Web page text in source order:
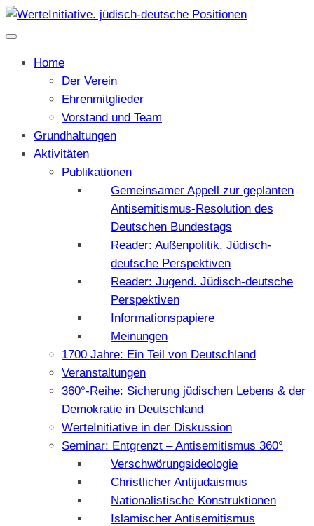
Home
Der Verein
Ehrenmitglieder
Vorstand und Team
Grundhaltungen
Aktivitäten
Publikationen
Gemeinsamer Appell zur geplanten
Antisemitismus-Resolution des
Deutschen Bundestags
Reader: Außenpolitik. Jüdisch-
deutsche Perspektiven
Reader: Jugend. Jüdisch-deutsche
Perspektiven
Informationspapiere
Meinungen
1700 Jahre: Ein Teil von Deutschland
Veranstaltungen
360°-Reihe: Sicherung jüdischen Lebens & der
Demokratie in Deutschland
WerteInitiative in der Diskussion
Seminar: Entgrenzt – Antisemitismus 360°
Verschwörungsideologie
Christlicher Antijudaismus
Nationalistische Konstruktionen
Islamischer Antisemitismus